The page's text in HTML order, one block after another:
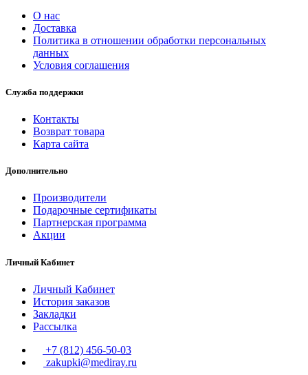
О нас
Доставка
Политика в отношении обработки персональных
данных
Условия соглашения
Служба поддержки
Контакты
Возврат товара
Карта сайта
Дополнительно
Производители
Подарочные сертификаты
Партнерская программа
Акции
Личный Кабинет
Личный Кабинет
История заказов
Закладки
Рассылка
+7 (812) 456-50-03
zakupki@mediray.ru